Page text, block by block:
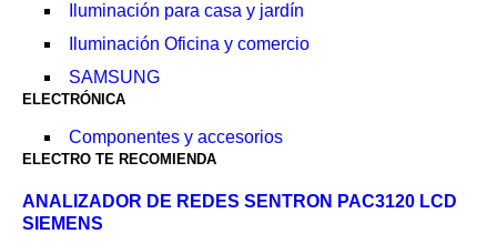
Iluminación para casa y jardín
Iluminación Oficina y comercio
SAMSUNG
ELECTRÓNICA
Componentes y accesorios
ELECTRO TE RECOMIENDA
ANALIZADOR DE REDES SENTRON PAC3120 LCD
SIEMENS